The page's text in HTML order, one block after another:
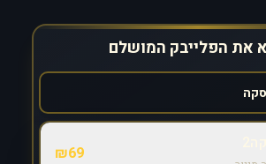
את הפלייבק המושלם
₪69